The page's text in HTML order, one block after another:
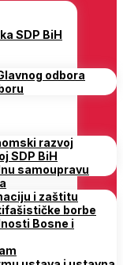
SDP BiH
odbora
razvoj
SDP BiH
samoupravu
i zaštitu
borbe
Bosne i